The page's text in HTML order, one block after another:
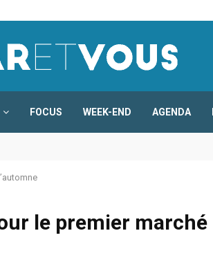
FOCUS WEEK-END AGENDA
le premier marché